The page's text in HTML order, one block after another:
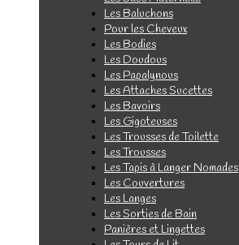
Les Baluchons
Pour les Cheveux
Les Bodies
Les Doudous
Les Papalynous
Les Attaches Sucettes
Les Bavoirs
Les Gigoteuses
Les Trousses de Toilette
Les Trousses
Les Tapis à Langer Nomades
Les Couvertures
Les Langes
Les Sorties de Bain
Panières et Lingettes